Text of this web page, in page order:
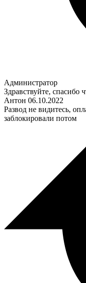
Администратор
Здравствуйте, спасибо
Антон 06.10.2022
Развод не видитесь,
заблокировали потом